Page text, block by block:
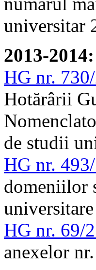
universitar
2013-2014:
HG nr.
Hotărârii
de studii
HG nr.
domeniilor
universitare
HG nr. 69/
anexelor